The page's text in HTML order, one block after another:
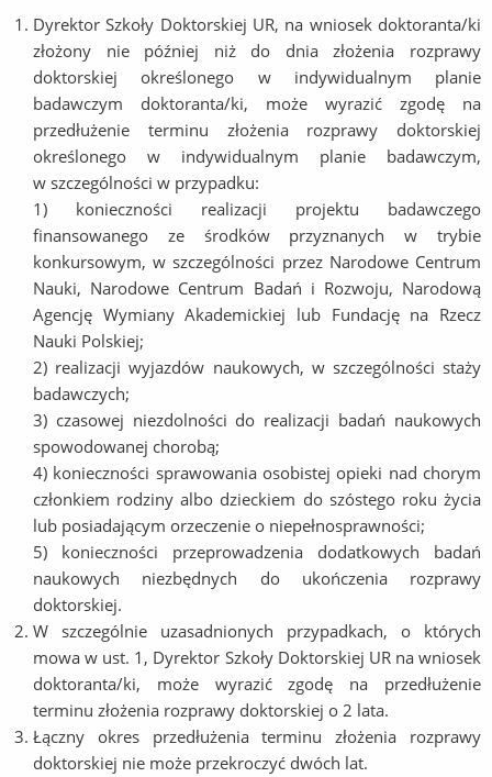
Dyrektor Szkoły Doktorskiej UR, na wniosek doktoranta/ki
złożony nie później niż do dnia złożenia rozprawy
doktorskiej określonego w indywidualnym planie
badawczym doktoranta/ki, może wyrazić zgodę na
przedłużenie terminu złożenia rozprawy doktorskiej
określonego w indywidualnym planie badawczym,
w szczególności w przypadku:
1) konieczności realizacji projektu badawczego
finansowanego ze środków przyznanych w trybie
konkursowym, w szczególności przez Narodowe Centrum
Nauki, Narodowe Centrum Badań i Rozwoju, Narodową
Agencję Wymiany Akademickiej lub Fundację na Rzecz
Nauki Polskiej;
2) realizacji wyjazdów naukowych, w szczególności staży
badawczych;
3) czasowej niezdolności do realizacji badań naukowych
spowodowanej chorobą;
4) konieczności sprawowania osobistej opieki nad chorym
członkiem rodziny albo dzieckiem do szóstego roku życia
lub posiadającym orzeczenie o niepełnosprawności;
5) konieczności przeprowadzenia dodatkowych badań
naukowych niezbędnych do ukończenia rozprawy
doktorskiej.
W szczególnie uzasadnionych przypadkach, o których
mowa w ust. 1, Dyrektor Szkoły Doktorskiej UR na wniosek
doktoranta/ki, może wyrazić zgodę na przedłużenie
terminu złożenia rozprawy doktorskiej o 2 lata.
Łączny okres przedłużenia terminu złożenia rozprawy
doktorskiej nie może przekroczyć dwóch lat.